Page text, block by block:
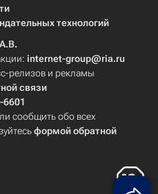
технологий
internet-group@ria.ru
релизов и рекламы
связи
6601
сообщить обо всех
формой обратной